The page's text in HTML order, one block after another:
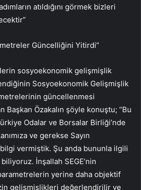
atıldığını görmek bizleri
Güncelliğini Yitirdi”
sosyoekonomik gelişmişlik
Sosyoekonomik Gelişmişlik
güncellenmesi
Başkan Özakalın şöyle konuştu; “Bu
Odalar ve Borsalar Birliği’nde
ve gerekse Sayın
bilgi vermiştik. Şu anda bununla ilgili
İnşallah SEGE’nin
yerine daha objektif
gelişmişlikleri değerlendirilir ve